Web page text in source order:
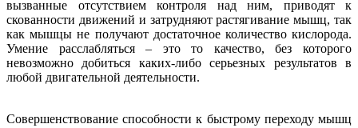
вызванные отсутствием контроля над ним, приводят к
скованности движений и затрудняют растягивание мышц, так
как мышцы не получают достаточное количество кислорода.
Умение расслабляться – это то качество, без которого
невозможно добиться каких-либо серьезных результатов в
любой двигательной деятельности.
Совершенствование способности к быстрому переходу мышц